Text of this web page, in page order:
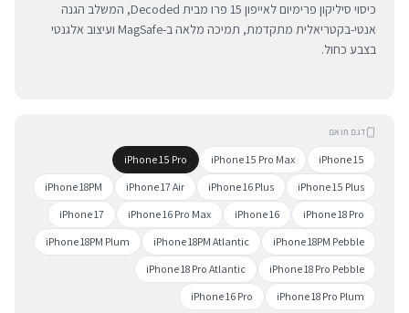
כיסוי סיליקון פרימיום לאייפון 15 פרו מבית Decoded, המשלב הגנה
אנטי-בקטריאלית מתקדמת, תמיכה מלאה ב-MagSafe ועיצוב אלגנטי
בצבע כחול.
דגם תואם
iPhone 15
iPhone 15 Pro Max
iPhone 15 Pro
iPhone 15 Plus
iPhone 16 Plus
iPhone 17 Air
iPhone 18PM
iPhone 18 Pro
iPhone 16
iPhone 16 Pro Max
iPhone 17
iPhone 18PM Pebble
iPhone 18PM Atlantic
iPhone 18PM Plum
iPhone 18 Pro Pebble
iPhone 18 Pro Atlantic
iPhone 18 Pro Plum
iPhone 16 Pro